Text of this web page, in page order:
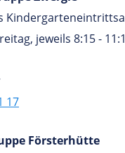
jeweils 8:15 -
17
Försterhütte